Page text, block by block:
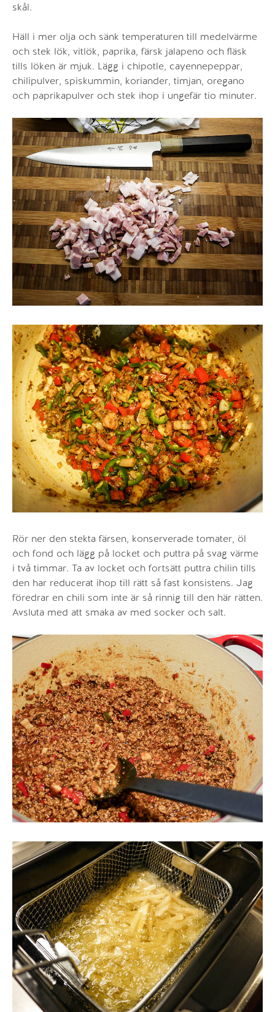
skål.
Häll i mer olja och sänk temperaturen till medelvärme
och stek lök, vitlök, paprika, färsk jalapeno och fläsk
tills löken är mjuk. Lägg i chipotle, cayennepeppar,
chilipulver, spiskummin, koriander, timjan, oregano
och paprikapulver och stek ihop i ungefär tio minuter.
Rör ner den stekta färsen, konserverade tomater, öl
och fond och lägg på locket och puttra på svag värme
i två timmar. Ta av locket och fortsätt puttra chilin tills
den har reducerat ihop till rätt så fast konsistens. Jag
föredrar en chili som inte är så rinnig till den här rätten.
Avsluta med att smaka av med socker och salt.